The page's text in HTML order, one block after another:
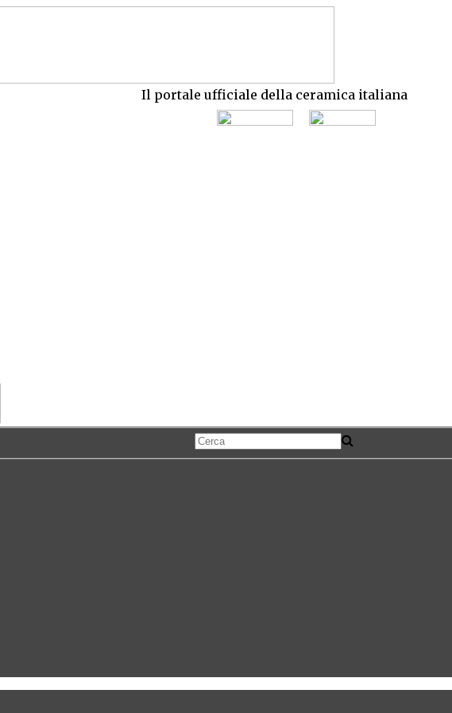
Il portale ufficiale della ceramica italiana